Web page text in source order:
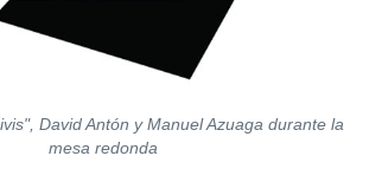
David Antón y Manuel Azuaga durante la
mesa redonda